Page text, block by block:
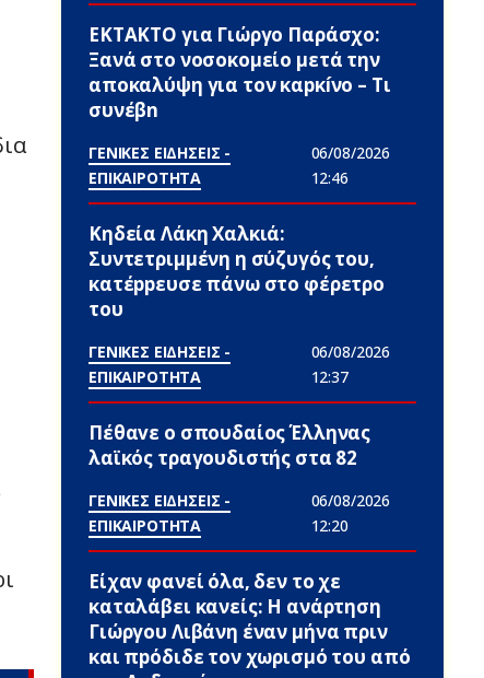
ΕΚΤΑΚΤΟ για Γιώργο Παράσχο:
Ξανά στο νοσοκομείο μετά την
αποκαλύψη για τον καpκíνο – Τι
συνέβn
ΓΕΝΙΚΕΣ ΕΙΔΗΣΕΙΣ -
ΕΠΙΚΑΙΡΟΤΗΤΑ
06/08/2026
12:46
Κηδεία Λάκη Χαλκιά:
Συντετριμμένη η σύζυγός του,
κατέppευσε πάνω στο φέρετρο
του
ΓΕΝΙΚΕΣ ΕΙΔΗΣΕΙΣ -
ΕΠΙΚΑΙΡΟΤΗΤΑ
06/08/2026
12:37
Πέθαvε ο σπουδαίος Έλληνας
λαϊκός τραγουδιστής στα 82
ΓΕΝΙΚΕΣ ΕΙΔΗΣΕΙΣ -
ΕΠΙΚΑΙΡΟΤΗΤΑ
06/08/2026
12:20
Είχαν φανεί όλα, δεν το χε
καταλάβει κανείς: Η ανάρτηση
Γιώργου Λιβάνη έναν μήνα πριν
και πpόδιδε τον χωρισμό του από